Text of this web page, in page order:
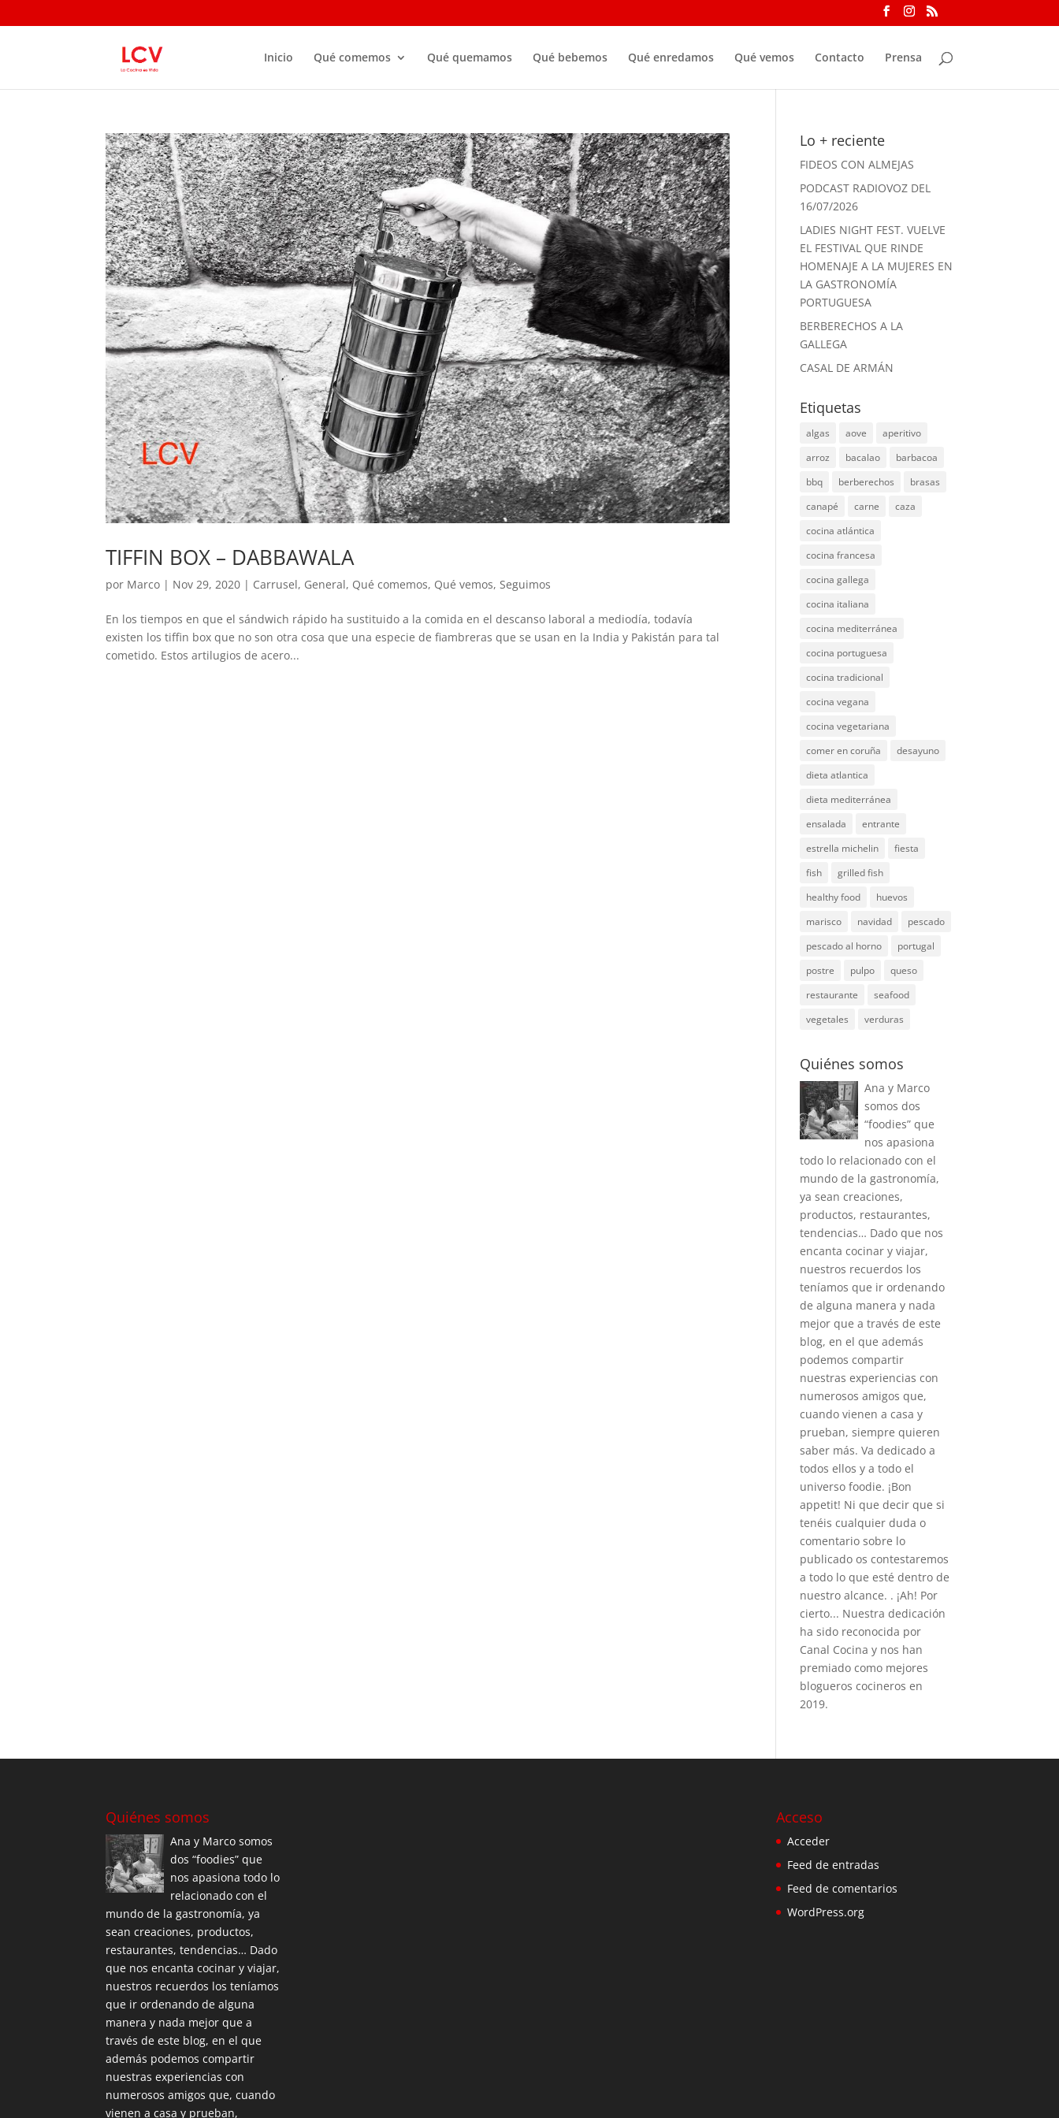
Inicio Qué comemos Qué quemamos Qué bebemos Qué enredamos Qué vemos Contacto Prensa
TIFFIN BOX – DABBAWALA
por Marco | Nov 29, 2020 | Carrusel, General, Qué comemos, Qué vemos, Seguimos
En los tiempos en que el sándwich rápido ha sustituido a la comida en el descanso laboral a mediodía, todavía
existen los tiffin box que no son otra cosa que una especie de fiambreras que se usan en la India y Pakistán para tal
cometido. Estos artilugios de acero...
Lo + reciente
FIDEOS CON ALMEJAS
PODCAST RADIOVOZ DEL
16/07/2026
LADIES NIGHT FEST. VUELVE
EL FESTIVAL QUE RINDE
HOMENAJE A LA MUJERES EN
LA GASTRONOMÍA
PORTUGUESA
BERBERECHOS A LA
GALLEGA
CASAL DE ARMÁN
Etiquetas
algas aove
aperitivo
arroz
bacalao
barbacoa
bbq
berberechos
brasas
canapé
carne
caza
cocina atlántica
cocina francesa
cocina gallega
cocina italiana
cocina mediterránea
cocina portuguesa
cocina tradicional
cocina vegana
cocina vegetariana
comer en coruña
desayuno
dieta atlantica
dieta mediterránea
ensalada
entrante
estrella michelin
fiesta
fish
grilled fish
healthy food
huevos
marisco
navidad
pescado
pescado al horno
portugal
postre
pulpo
queso
restaurante
seafood
vegetales
verduras
Quiénes somos
Ana y Marco
somos dos
“foodies” que
nos apasiona
todo lo relacionado con el
mundo de la gastronomía,
ya sean creaciones,
productos, restaurantes,
tendencias… Dado que nos
encanta cocinar y viajar,
nuestros recuerdos los
teníamos que ir ordenando
de alguna manera y nada
mejor que a través de este
blog, en el que además
podemos compartir
nuestras experiencias con
numerosos amigos que,
cuando vienen a casa y
prueban, siempre quieren
saber más. Va dedicado a
todos ellos y a todo el
universo foodie. ¡Bon
appetit! Ni que decir que si
tenéis cualquier duda o
comentario sobre lo
publicado os contestaremos
a todo lo que esté dentro de
nuestro alcance. . ¡Ah! Por
cierto... Nuestra dedicación
ha sido reconocida por
Canal Cocina y nos han
premiado como mejores
blogueros cocineros en
2019.
Quiénes somos
Ana y Marco somos
dos “foodies” que
nos apasiona todo lo
relacionado con el
mundo de la gastronomía, ya
sean creaciones, productos,
restaurantes, tendencias… Dado
que nos encanta cocinar y viajar,
nuestros recuerdos los teníamos
que ir ordenando de alguna
manera y nada mejor que a
través de este blog, en el que
además podemos compartir
nuestras experiencias con
numerosos amigos que, cuando
vienen a casa y prueban,
Acceso
Acceder
Feed de entradas
Feed de comentarios
WordPress.org